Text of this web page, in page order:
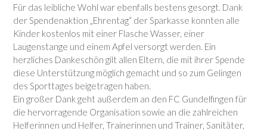
Für das leibliche Wohl war ebenfalls bestens gesorgt. Dank
der Spendenaktion „Ehrentag“ der Sparkasse konnten alle
Kinder kostenlos mit einer Flasche Wasser, einer
Laugenstange und einem Apfel versorgt werden. Ein
herzliches Dankeschön gilt allen Eltern, die mit ihrer Spende
diese Unterstützung möglich gemacht und so zum Gelingen
des Sporttages beigetragen haben.
Ein großer Dank geht außerdem an den FC Gundelfingen für
die hervorragende Organisation sowie an die zahlreichen
Helferinnen und Helfer, Trainerinnen und Trainer, Sanitäter,